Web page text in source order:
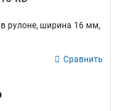
в рулоне, ширина 16 мм,
Сравнить